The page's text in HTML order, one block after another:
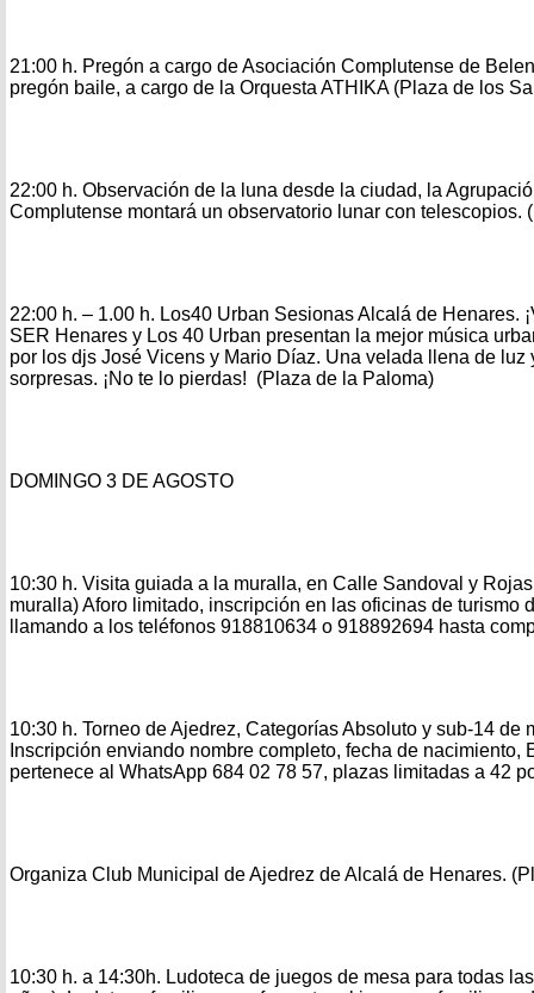
21:00 h. Pregón a cargo de Asociación Complutense de
pregón baile, a cargo de la Orquesta ATHIKA (Plaza de los
22:00 h. Observación de la luna desde la ciudad, la
Complutense montará un observatorio lunar con telescopios.
22:00 h. – 1.00 h. Los40 Urban Sesionas Alcalá de Henares.
SER Henares y Los 40 Urban presentan la mejor música
por los djs José Vicens y Mario Díaz. Una velada llena de luz
sorpresas. ¡No te lo pierdas! (Plaza de la Paloma)
DOMINGO 3 DE AGOSTO
10:30 h. Visita guiada a la muralla, en Calle Sandoval y
muralla) Aforo limitado, inscripción en las oficinas de turismo
llamando a los teléfonos 918810634 o 918892694 hasta
10:30 h. Torneo de Ajedrez, Categorías Absoluto y sub-14 de
Inscripción enviando nombre completo, fecha de nacimiento,
pertenece al WhatsApp 684 02 78 57, plazas limitadas a 42
Organiza Club Municipal de Ajedrez de Alcalá de Henares.
10:30 h. a 14:30h. Ludoteca de juegos de mesa para todas